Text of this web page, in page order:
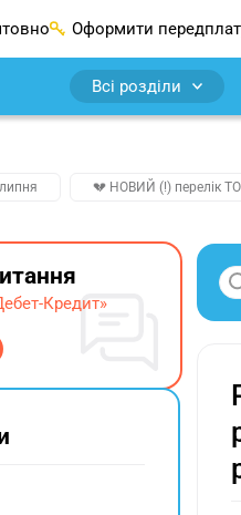
Оформити
Всі розділи
💔 НОВИЙ (!) перелік
Кредит»